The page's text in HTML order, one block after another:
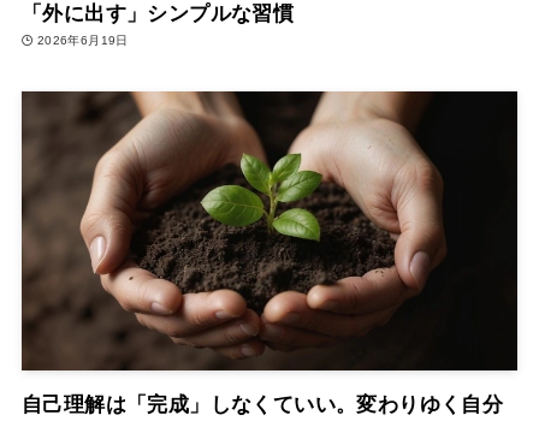
「外に出す」シンプルな習慣
2026年6月19日
自己理解は「完成」しなくていい。変わりゆく自分